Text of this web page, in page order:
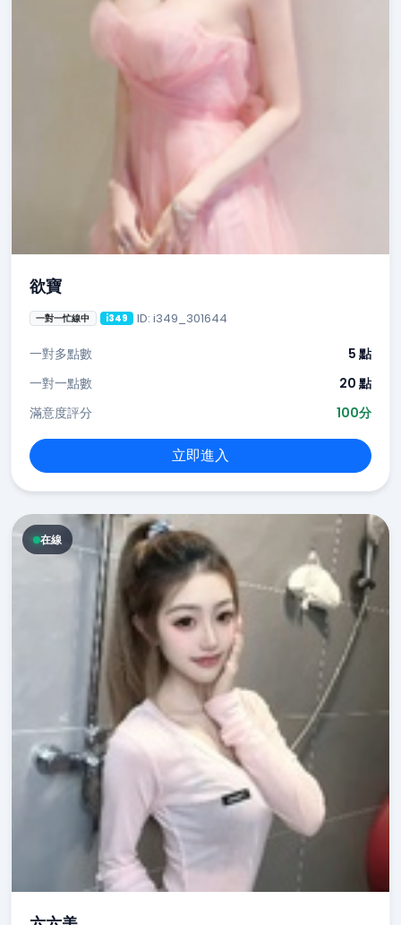
欲寶
一對一忙線中 i349 ID: i349_301644
一對多點數
5 點
一對一點數
20 點
滿意度評分
100分
立即進入
在線